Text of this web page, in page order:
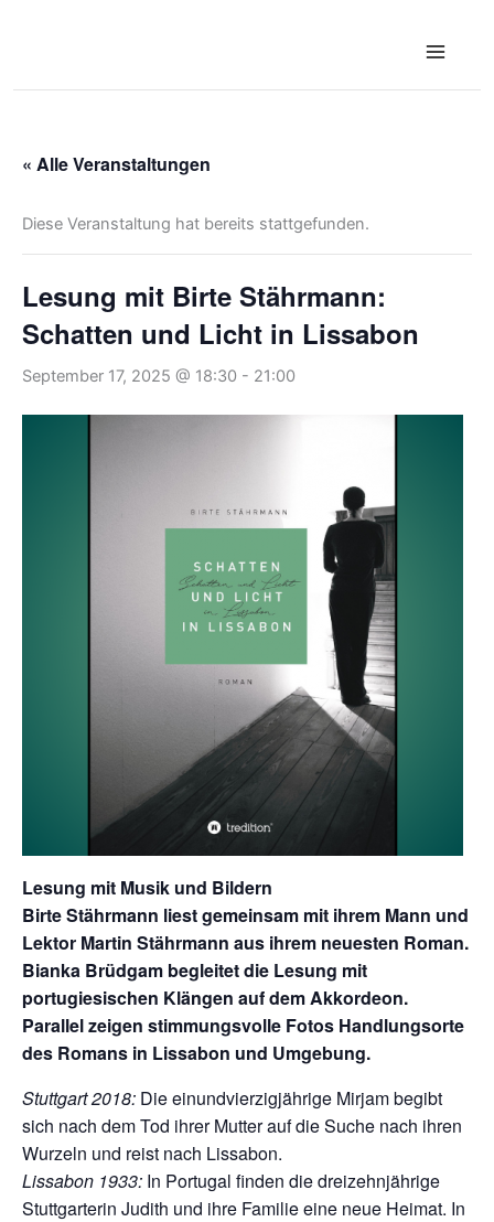
springen
« Alle Veranstaltungen
Diese Veranstaltung hat bereits stattgefunden.
Lesung mit Birte Stährmann:
Schatten und Licht in Lissabon
September 17, 2025 @ 18:30 - 21:00
Lesung mit Musik und Bildern
Birte Stährmann liest gemeinsam mit ihrem Mann und
Lektor Martin Stährmann aus ihrem neuesten Roman.
Bianka Brüdgam begleitet die Lesung mit
portugiesischen Klängen auf dem Akkordeon.
Parallel zeigen stimmungsvolle Fotos Handlungsorte
des Romans in Lissabon und Umgebung.
Stuttgart 2018: Die einundvierzigjährige Mirjam begibt
sich nach dem Tod ihrer Mutter auf die Suche nach ihren
Wurzeln und reist nach Lissabon.
Lissabon 1933: In Portugal finden die dreizehnjährige
Stuttgarterin Judith und ihre Familie eine neue Heimat. In